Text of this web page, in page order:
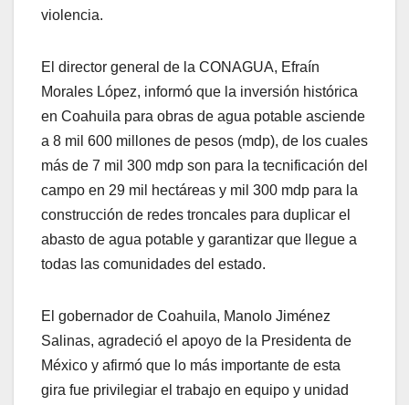
violencia.
El director general de la CONAGUA, Efraín
Morales López, informó que la inversión histórica
en Coahuila para obras de agua potable asciende
a 8 mil 600 millones de pesos (mdp), de los cuales
más de 7 mil 300 mdp son para la tecnificación del
campo en 29 mil hectáreas y mil 300 mdp para la
construcción de redes troncales para duplicar el
abasto de agua potable y garantizar que llegue a
todas las comunidades del estado.
El gobernador de Coahuila, Manolo Jiménez
Salinas, agradeció el apoyo de la Presidenta de
México y afirmó que lo más importante de esta
gira fue privilegiar el trabajo en equipo y unidad